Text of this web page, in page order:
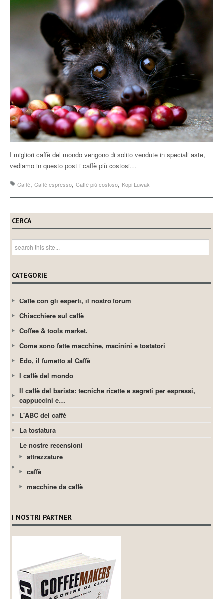
I migliori caffè del mondo vengono di solito vendute in speciali aste,
vediamo in questo post i caffè più costosi…
Caffè, Caffè espresso, Caffè più costoso, Kopi Luwak
CERCA
CATEGORIE
Caffè con gli esperti, il nostro forum
Chiacchiere sul caffè
Coffee & tools market.
Come sono fatte macchine, macinini e tostatori
Edo, il fumetto al Caffè
I caffè del mondo
Il caffè del barista: tecniche ricette e segreti per espressi,
cappuccini e…
L'ABC del caffè
La tostatura
Le nostre recensioni
attrezzature
caffè
macchine da caffè
I NOSTRI PARTNER